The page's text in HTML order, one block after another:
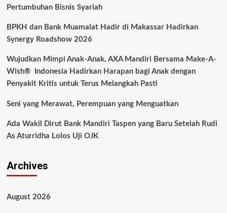
Pertumbuhan Bisnis Syariah
BPKH dan Bank Muamalat Hadir di Makassar Hadirkan
Synergy Roadshow 2026
Wujudkan Mimpi Anak-Anak, AXA Mandiri Bersama Make-A-
Wish® Indonesia Hadirkan Harapan bagi Anak dengan
Penyakit Kritis untuk Terus Melangkah Pasti
Seni yang Merawat, Perempuan yang Menguatkan
Ada Wakil Dirut Bank Mandiri Taspen yang Baru Setelah Rudi
As Aturridha Lolos Uji OJK
Archives
August 2026